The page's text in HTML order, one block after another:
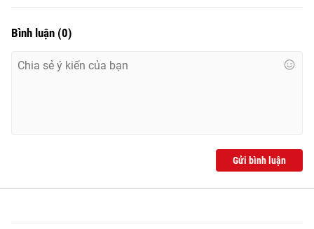
Bình luận (0)
Gửi bình luận